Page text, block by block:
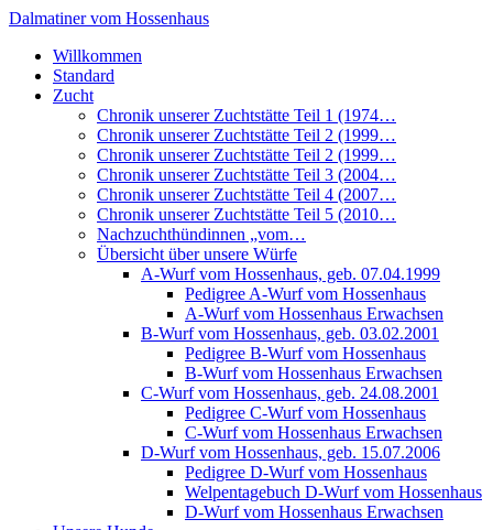
Dalmatiner vom Hossenhaus
Willkommen
Standard
Zucht
Chronik unserer Zuchtstätte Teil 1 (1974…
Chronik unserer Zuchtstätte Teil 2 (1999…
Chronik unserer Zuchtstätte Teil 2 (1999…
Chronik unserer Zuchtstätte Teil 3 (2004…
Chronik unserer Zuchtstätte Teil 4 (2007…
Chronik unserer Zuchtstätte Teil 5 (2010…
Nachzuchthündinnen „vom…
Übersicht über unsere Würfe
A-Wurf vom Hossenhaus, geb. 07.04.1999
Pedigree A-Wurf vom Hossenhaus
A-Wurf vom Hossenhaus Erwachsen
B-Wurf vom Hossenhaus, geb. 03.02.2001
Pedigree B-Wurf vom Hossenhaus
B-Wurf vom Hossenhaus Erwachsen
C-Wurf vom Hossenhaus, geb. 24.08.2001
Pedigree C-Wurf vom Hossenhaus
C-Wurf vom Hossenhaus Erwachsen
D-Wurf vom Hossenhaus, geb. 15.07.2006
Pedigree D-Wurf vom Hossenhaus
Welpentagebuch D-Wurf vom Hossenhaus
D-Wurf vom Hossenhaus Erwachsen